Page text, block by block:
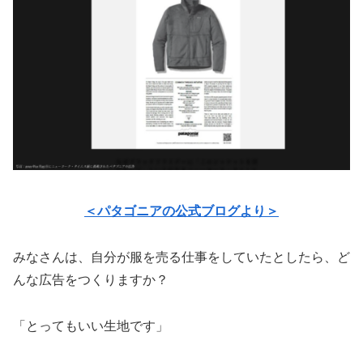
＜パタゴニアの公式ブログより＞
みなさんは、自分が服を売る仕事をしていたとしたら、ど
んな広告をつくりますか？
「とってもいい生地です」